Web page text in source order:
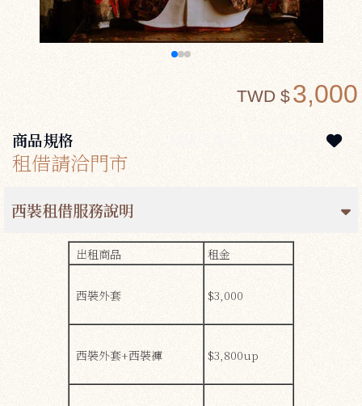
3,000
TWD $
商品規格
租借請洽門市
西裝租借服務說明
出租商品 租金
西裝外套 $3,000
西裝外套+西裝褲 $3,800up